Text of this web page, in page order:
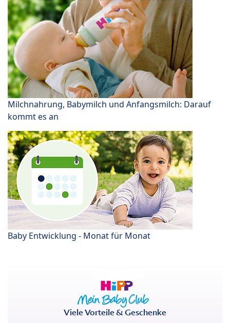
Milchnahrung, Babymilch und Anfangsmilch: Darauf
kommt es an
Baby Entwicklung - Monat für Monat
Viele Vorteile & Geschenke